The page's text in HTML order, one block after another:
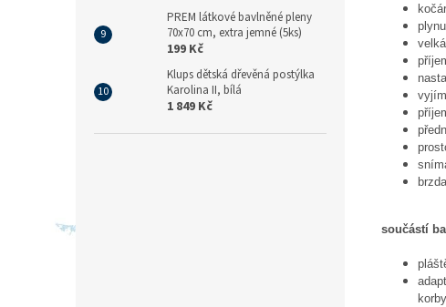
PREM látkové bavlněné pleny
70x70 cm, extra jemné (5ks)
199 Kč
Klups dětská dřevěná postýlka
Karolina II, bílá
1 849 Kč
součástí